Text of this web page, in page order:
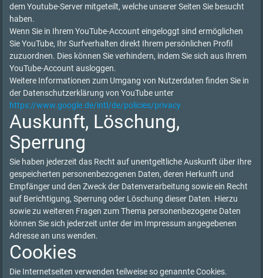
dem Youtube-Server mitgeteilt, welche unserer Seiten Sie besucht
haben.
Wenn Sie in Ihrem YouTube-Account eingeloggt sind ermöglichen
Sie YouTube, Ihr Surfverhalten direkt Ihrem persönlichen Profil
zuzuordnen. Dies können Sie verhindern, indem Sie sich aus Ihrem
YouTube-Account ausloggen.
Weitere Informationen zum Umgang von Nutzerdaten finden Sie in
der Datenschutzerklärung von YouTube unter
https://www.google.de/intl/de/policies/privacy
Auskunft, Löschung,
Sperrung
Sie haben jederzeit das Recht auf unentgeltliche Auskunft über Ihre
gespeicherten personenbezogenen Daten, deren Herkunft und
Empfänger und den Zweck der Datenverarbeitung sowie ein Recht
auf Berichtigung, Sperrung oder Löschung dieser Daten. Hierzu
sowie zu weiteren Fragen zum Thema personenbezogene Daten
können Sie sich jederzeit unter der im Impressum angegebenen
Adresse an uns wenden.
Cookies
Die Internetseiten verwenden teilweise so genannte Cookies.